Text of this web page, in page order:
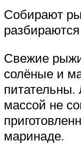
Собирают
Свежие
солёные и
массой не
маринаде.